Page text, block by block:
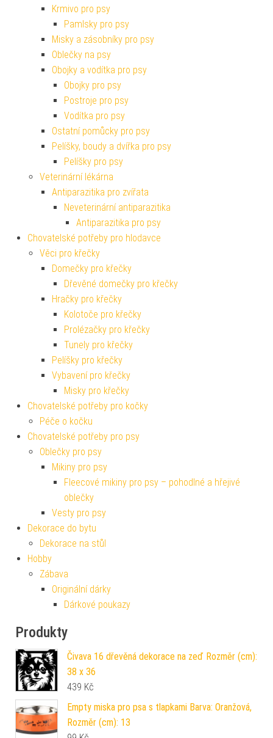
Krmivo pro psy
Pamlsky pro psy
Misky a zásobníky pro psy
Oblečky na psy
Obojky a vodítka pro psy
Obojky pro psy
Postroje pro psy
Vodítka pro psy
Ostatní pomůcky pro psy
Pelíšky, boudy a dvířka pro psy
Pelíšky pro psy
Veterinární lékárna
Antiparazitika pro zvířata
Neveterinární antiparazitika
Antiparazitika pro psy
Chovatelské potřeby pro hlodavce
Věci pro křečky
Domečky pro křečky
Dřevěné domečky pro křečky
Hračky pro křečky
Kolotoče pro křečky
Prolézačky pro křečky
Tunely pro křečky
Pelíšky pro křečky
Vybavení pro křečky
Misky pro křečky
Chovatelské potřeby pro kočky
Péče o kočku
Chovatelské potřeby pro psy
Oblečky pro psy
Mikiny pro psy
Fleecové mikiny pro psy – pohodlné a hřejivé
oblečky
Vesty pro psy
Dekorace do bytu
Dekorace na stůl
Hobby
Zábava
Originální dárky
Dárkové poukazy
Produkty
Čivava 16 dřevěná dekorace na zeď Rozměr (cm):
38 x 36
439 Kč
Empty miska pro psa s tlapkami Barva: Oranžová,
Rozměr (cm): 13